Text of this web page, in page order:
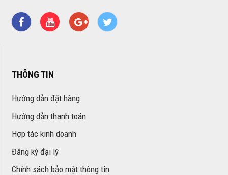
THÔNG TIN
Hướng dẫn đặt hàng
Hướng dẫn thanh toán
Hợp tác kinh doanh
Đăng ký đại lý
Chính sách bảo mật thông tin